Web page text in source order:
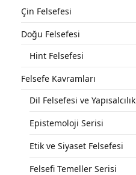
Çin Felsefesi
Doğu Felsefesi
Hint Felsefesi
Felsefe Kavramları
Dil Felsefesi ve Yapısalcılık
Epistemoloji Serisi
Etik ve Siyaset Felsefesi
Felsefi Temeller Serisi